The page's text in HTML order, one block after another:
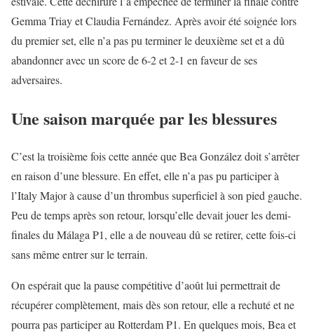
Gemma Triay et Claudia Fernández. Après avoir été soignée lors
du premier set, elle n’a pas pu terminer le deuxième set et a dû
abandonner avec un score de 6-2 et 2-1 en faveur de ses
adversaires.
Une saison marquée par les blessures
C’est la troisième fois cette année que Bea González doit s’arrêter
en raison d’une blessure. En effet, elle n’a pas pu participer à
l’Italy Major à cause d’un thrombus superficiel à son pied gauche.
Peu de temps après son retour, lorsqu’elle devait jouer les demi-
finales du Málaga P1, elle a de nouveau dû se retirer, cette fois-ci
sans même entrer sur le terrain.
On espérait que la pause compétitive d’août lui permettrait de
récupérer complètement, mais dès son retour, elle a rechuté et ne
pourra pas participer au Rotterdam P1. En quelques mois, Bea et